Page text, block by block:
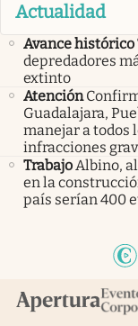
Actualidad
Avance histórico
depredadores
extinto
Atención
Guadalajara,
manejar a todos
infracciones
Trabajo Albino,
en la
país serían 400